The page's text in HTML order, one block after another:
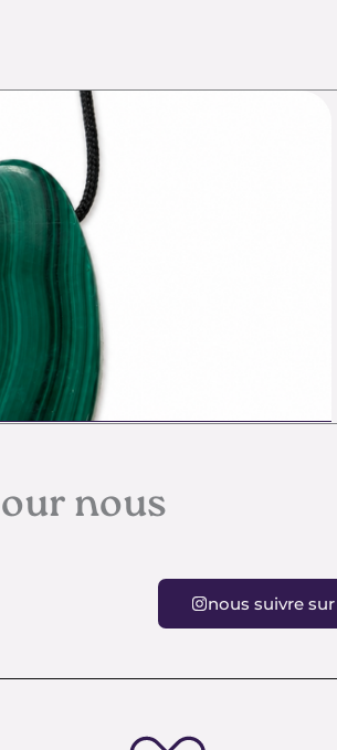
nous
nous suivre